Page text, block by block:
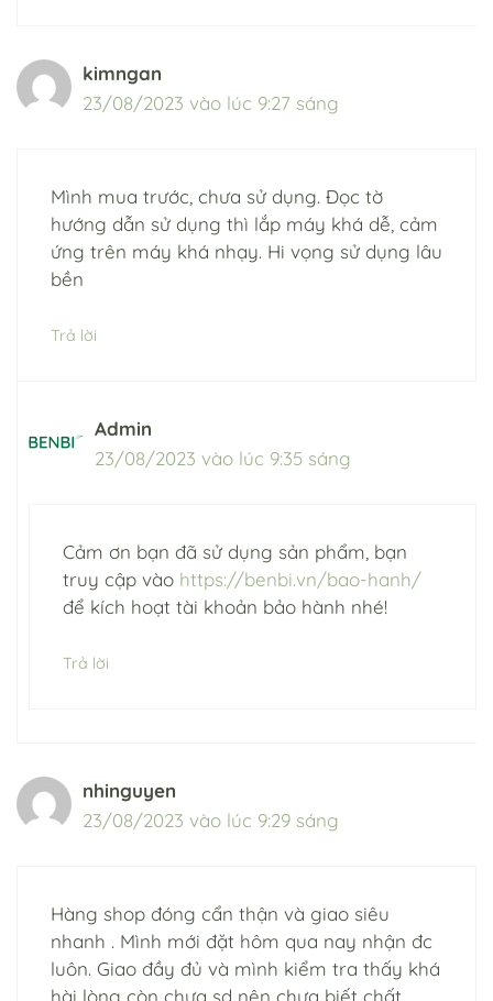
kimngan
23/08/2023 vào lúc 9:27 sáng
Mình mua trước, chưa sử dụng. Đọc tờ
hướng dẫn sử dụng thì lắp máy khá dễ, cảm
ứng trên máy khá nhạy. Hi vọng sử dụng lâu
bền
Trả lời
Admin
23/08/2023 vào lúc 9:35 sáng
Cảm ơn bạn đã sử dụng sản phẩm, bạn
truy cập vào https://benbi.vn/bao-hanh/
để kích hoạt tài khoản bảo hành nhé!
Trả lời
nhinguyen
23/08/2023 vào lúc 9:29 sáng
Hàng shop đóng cẩn thận và giao siêu
nhanh . Mình mới đặt hôm qua nay nhận đc
luôn. Giao đầy đủ và mình kiểm tra thấy khá
hài lòng còn chưa sd nên chưa biết chất